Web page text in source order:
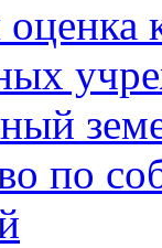
по